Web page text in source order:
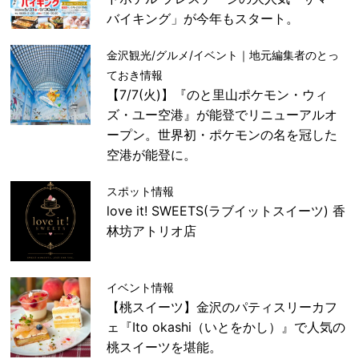
バイキング」が今年もスタート。
金沢観光/グルメ/イベント｜地元編集者のとっ
ておき情報
【7/7(火)】『のと里山ポケモン・ウィ
ズ・ユー空港』が能登でリニューアルオ
ープン。世界初・ポケモンの名を冠した
空港が能登に。
スポット情報
love it! SWEETS(ラブイットスイーツ) 香
林坊アトリオ店
イベント情報
【桃スイーツ】金沢のパティスリーカフ
ェ『Ito okashi（いとをかし）』で人気の
桃スイーツを堪能。